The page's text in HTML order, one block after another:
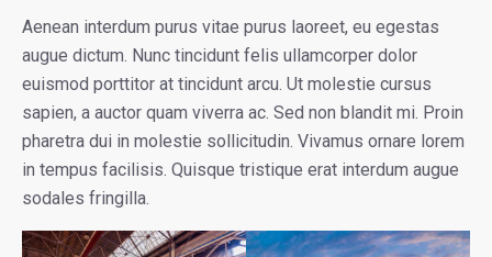
Aenean interdum purus vitae purus laoreet, eu egestas
augue dictum. Nunc tincidunt felis ullamcorper dolor
euismod porttitor at tincidunt arcu. Ut molestie cursus
sapien, a auctor quam viverra ac. Sed non blandit mi. Proin
pharetra dui in molestie sollicitudin. Vivamus ornare lorem
in tempus facilisis. Quisque tristique erat interdum augue
sodales fringilla.